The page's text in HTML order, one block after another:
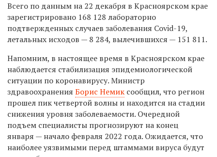
Всего по данным на 22 декабря в Красноярском крае
зарегистрировано 168 128 лабораторно
подтвержденных случаев заболевания Covid-19,
летальных исходов — 8 284, вылечившихся — 151 811.
Напомним, в настоящее время в Красноярском крае
наблюдается стабилизация эпидемиологической
ситуации по коронавирусу.Министр
здравоохранения Борис Немик сообщил, что регион
прошел пик четвертой волны и находится на стадии
снижения уровня заболеваемости. Очередной
подъем специалисты прогнозируют на конец
января — начало февраля 2022 года. Ожидается, что
наиболее уязвимыми перед штаммами вируса будут